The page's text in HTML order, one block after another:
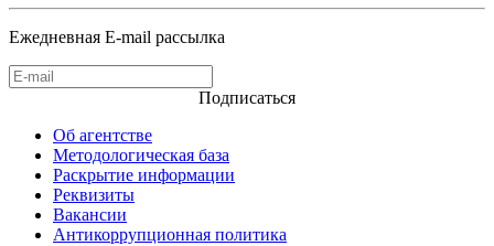
Ежедневная E-mail рассылка
Подписаться
Об агентстве
Методологическая база
Раскрытие информации
Реквизиты
Вакансии
Антикоррупционная политика